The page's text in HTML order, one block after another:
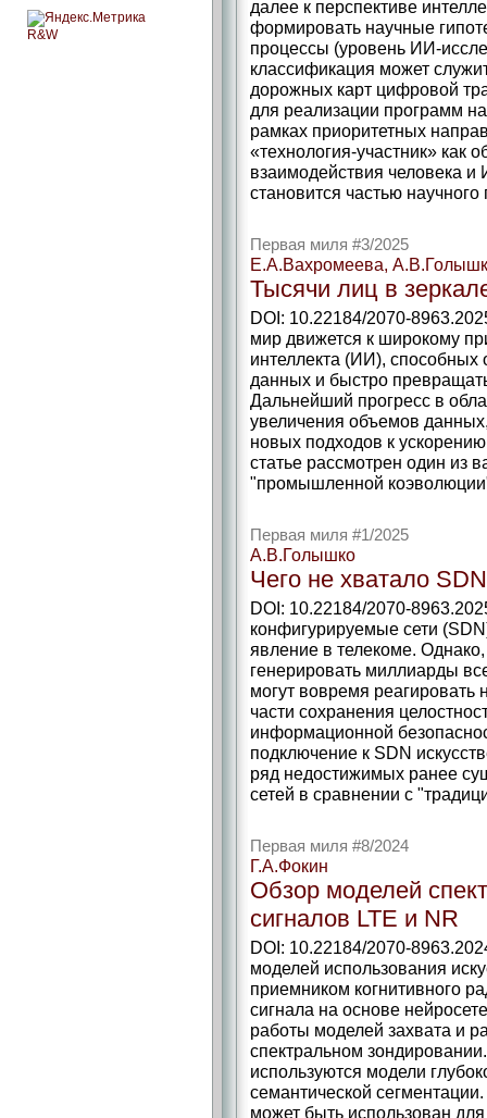
R&W
далее к перспективе
формировать научные
процессы (уровень ИИ-
классификация может
дорожных карт цифровой
для реализации программ
рамках приоритетных
«технология-­участник» как
взаимодействия человека
становится частью
Первая миля #3/2025
Е.А.Вахромеева,
Тысячи лиц в
DOI: 10.22184/2070-
мир движется к широкому
интеллекта (ИИ),
данных и быстро
Дальнейший прогресс в
увеличения объемов
новых подходов к
статье рассмотрен один из
"промышленной
Первая миля #1/2025
А.В.Голышко
Чего не хватало SDN
DOI: 10.22184/2070-
конфигурируемые сети
явление в телекоме.
генерировать миллиарды
могут вовремя
части сохранения
информационной
подключение к SDN
ряд недостижимых ранее
сетей в сравнении c
Первая миля #8/2024
Г.А.Фокин
Обзор моделей
сигналов LTE и NR
DOI: 10.22184/2070-
моделей использования
приемником когнитивного
сигнала на основе
работы моделей захвата и
спектральном
используются модели
семантической
может быть использован